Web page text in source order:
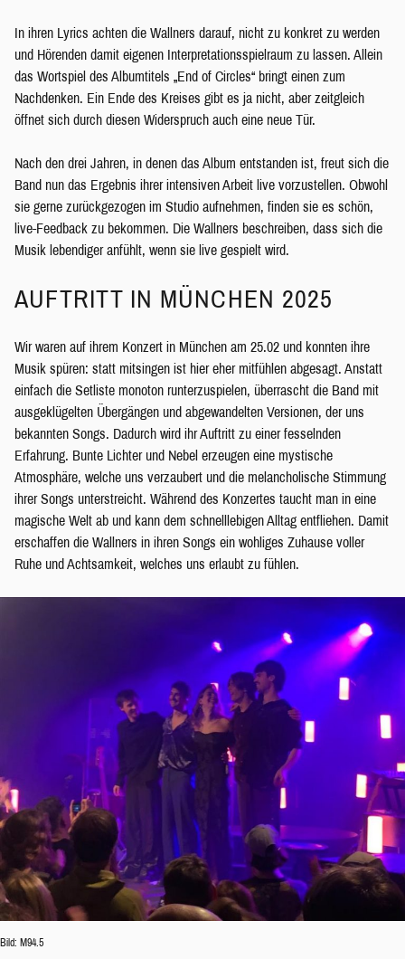
In ihren Lyrics achten die Wallners darauf, nicht zu konkret zu werden
und Hörenden damit eigenen Interpretationsspielraum zu lassen. Allein
das Wortspiel des Albumtitels „End of Circles“ bringt einen zum
Nachdenken. Ein Ende des Kreises gibt es ja nicht, aber zeitgleich
öffnet sich durch diesen Widerspruch auch eine neue Tür.
Nach den drei Jahren, in denen das Album entstanden ist, freut sich die
Band nun das Ergebnis ihrer intensiven Arbeit live vorzustellen. Obwohl
sie gerne zurückgezogen im Studio aufnehmen, finden sie es schön,
live-Feedback zu bekommen. Die Wallners beschreiben, dass sich die
Musik lebendiger anfühlt, wenn sie live gespielt wird.
AUFTRITT IN MÜNCHEN 2025
Wir waren auf ihrem Konzert in München am 25.02 und konnten ihre
Musik spüren: statt mitsingen ist hier eher mitfühlen abgesagt. Anstatt
einfach die Setliste monoton runterzuspielen, überrascht die Band mit
ausgeklügelten Übergängen und abgewandelten Versionen, der uns
bekannten Songs. Dadurch wird ihr Auftritt zu einer fesselnden
Erfahrung. Bunte Lichter und Nebel erzeugen eine mystische
Atmosphäre, welche uns verzaubert und die melancholische Stimmung
ihrer Songs unterstreicht. Während des Konzertes taucht man in eine
magische Welt ab und kann dem schnelllebigen Alltag entfliehen. Damit
erschaffen die Wallners in ihren Songs ein wohliges Zuhause voller
Ruhe und Achtsamkeit, welches uns erlaubt zu fühlen.
Bild: M94.5